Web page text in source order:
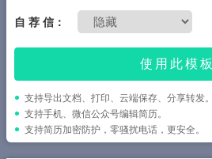
面试自我介绍
简历教程
登录 / 注册
自 荐 信：
使用此模板
支持导出文档、打印、云端保存、分享转发。
支持手机、微信公众号编辑简历。
支持简历加密防护，零骚扰电话，更安全。